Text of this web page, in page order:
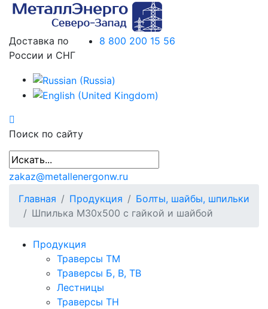
Доставка по
России и СНГ
8 800 200 15 56
Поиск по сайту
zakaz@metallenergonw.ru
Главная
Продукция
Болты, шайбы, шпильки
Шпилька М30х500 с гайкой и шайбой
Продукция
Траверсы ТМ
Траверсы Б, В, ТВ
Лестницы
Траверсы ТН